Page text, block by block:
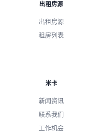
出租房源
出租房源
租房列表
米卡
新闻资讯
联系我们
工作机会